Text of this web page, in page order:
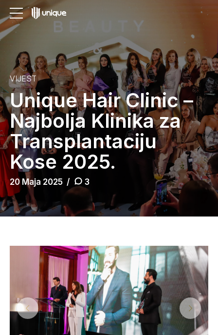
VIJEST
Unique Hair Clinic –
Najbolja Klinika za
Transplantaciju
Kose 2025.
20 Maja 2025 3